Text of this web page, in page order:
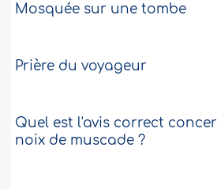
Mosquée sur une tombe
Prière du voyageur
Quel est l'avis correct
noix de muscade ?